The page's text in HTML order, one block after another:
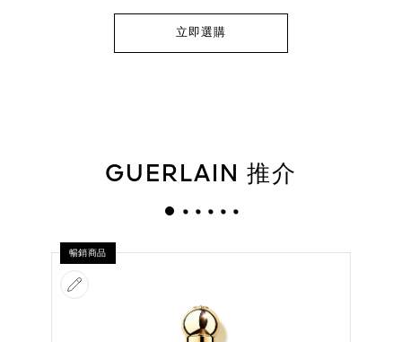
立即選購
GUERLAIN 推介
暢銷商品